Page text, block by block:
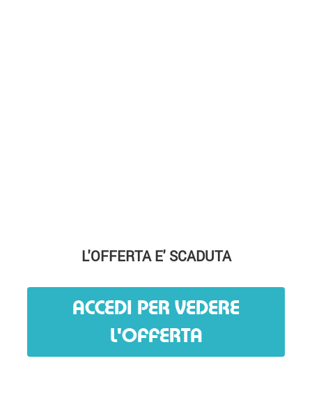
L'OFFERTA E' SCADUTA
ACCEDI PER VEDERE
L'OFFERTA